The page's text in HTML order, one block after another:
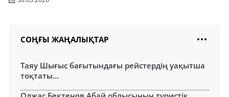
СОҢҒЫ ЖАҢАЛЫҚТАР
Таяу Шығыс бағытындағы рейстердің уақытша
тоқтаты...